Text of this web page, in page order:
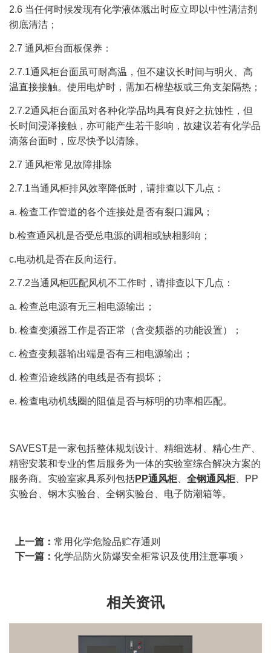
2.6 当任何时候发现有化学液体溅出时应立即以中性清洁剂
彻底清洁；
2.7 通风柜台面板保养：
2.7.1通风柜台面虽可耐高温，但不建议长时间与明火、高
温直接接触。使用电炉时，需加石棉垫板或三角支架隔热；
2.7.2通风柜台面虽对各种化学品均具有良好之抗蚀性，但
长时间浸泽接触，亦可能产生若干影响，故建议若有化学品
滴落台面时，应尽快予以清除。
2.7 通风柜常见故障排除
2.7.1当通风柜排风效率降低时，请排查以下几点：
a. 检查工作管道的各个连接处是否有裂口漏风；
b.检查通风机是否受总电源的调相或缺相影响；
c.电动机是否在反向运行。
2.7.2当通风柜匹配风机不工作时，请排查以下几点：
a. 检查总电源有无三相电源输出；
b. 检查变频器工作是否正常（含变频器的功能设置）；
c. 检查变频器输出端是否有三相电源输出；
d. 检查沿途线路的电线是否有损坏；
e. 检查电动机线圈的阻值是否与标明的功率相匹配。
SAVEST是一家包括整体规划设计、精细选材、精心生产、
精密安装和专业的售后服务为一体的实验室综合解决方案的
服务商。实验室家具系列包括PP通风柜、 全钢通风柜、PP
实验台、钢木实验台、全钢实验台、电子防潮箱等。
上一篇： 常用化学危险品贮存通则
下一篇： 化学品防火防爆安全柜常识及使用注意事项
相关资讯